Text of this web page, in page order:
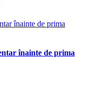
înainte de prima